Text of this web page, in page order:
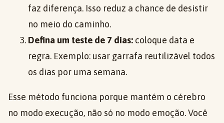
faz diferença. Isso reduz a chance de desistir
no meio do caminho.
Defina um teste de 7 dias: coloque data e
regra. Exemplo: usar garrafa reutilizável todos
os dias por uma semana.
Esse método funciona porque mantém o cérebro
no modo execução, não só no modo emoção. Você